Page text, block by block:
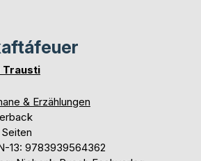
Trausti
& Erzählungen
13: 9783939564362